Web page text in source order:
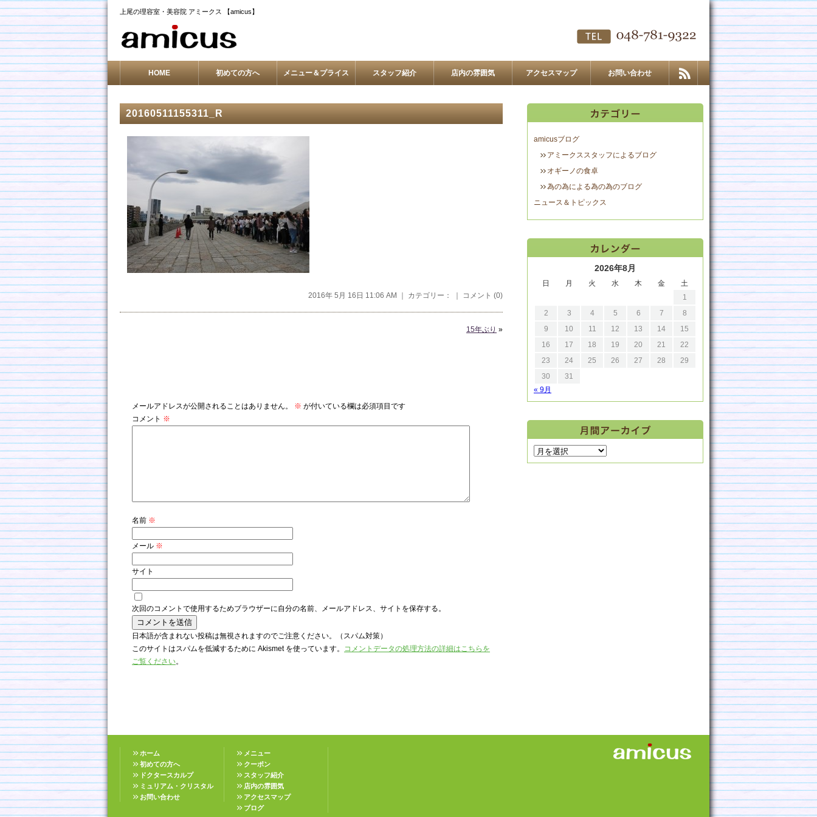
上尾の理容室・美容院 アミークス 【amicus】
HOME 初めての方へ メニュー＆プライス スタッフ紹介 店内の雰囲気 アクセスマップ お問い合わせ
20160511155311_R
2016年 5月 16日 11:06 AM ｜ カテゴリー： ｜ コメント (0)
15年ぶり »
メールアドレスが公開されることはありません。 ※ が付いている欄は必須項目です
コメント ※
名前 ※
メール ※
サイト
次回のコメントで使用するためブラウザーに自分の名前、メールアドレス、サイトを保存する。
日本語が含まれない投稿は無視されますのでご注意ください。（スパム対策）
このサイトはスパムを低減するために Akismet を使っています。 コメントデータの処理方法の詳細はこちらを
ご覧ください。
amicusブログ
アミークススタッフによるブログ
オギーノの食卓
為の為による為の為のブログ
ニュース＆トピックス
2026年8月
日 月 火 水 木 金
土
1
2
3 4 5 6 7
8
9
10 11 12 13 14
15
16
17 18 19 20 21
22
23
24 25 26 27 28
29
30
31
« 9月
ホーム
初めての方へ
ドクタースカルプ
ミュリアム・クリスタル
お問い合わせ
メニュー
クーポン
スタッフ紹介
店内の雰囲気
アクセスマップ
ブログ